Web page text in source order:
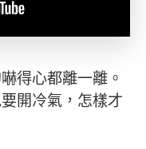
得心都離一離。
開冷氣，怎樣才